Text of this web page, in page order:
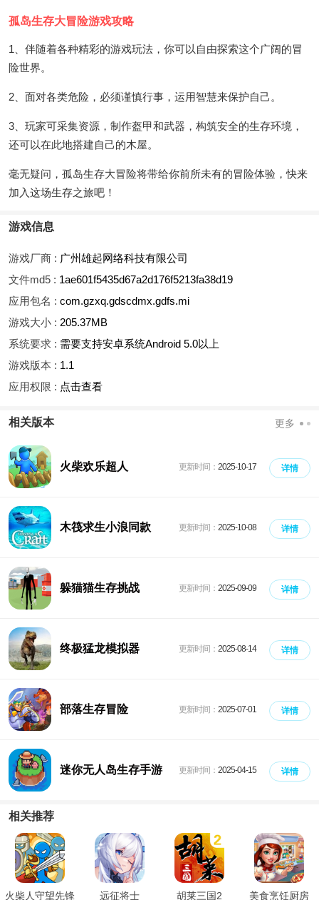
孤岛生存大冒险游戏攻略
1、伴随着各种精彩的游戏玩法，你可以自由探索这个广阔的冒
险世界。
2、面对各类危险，必须谨慎行事，运用智慧来保护自己。
3、玩家可采集资源，制作盔甲和武器，构筑安全的生存环境，
还可以在此地搭建自己的木屋。
毫无疑问，孤岛生存大冒险将带给你前所未有的冒险体验，快来
加入这场生存之旅吧！
游戏信息
游戏厂商 : 广州雄起网络科技有限公司
文件md5 : 1ae601f5435d67a2d176f5213fa38d19
应用包名 : com.gzxq.gdscdmx.gdfs.mi
游戏大小 : 205.37MB
系统要求 : 需要支持安卓系统Android 5.0以上
游戏版本 : 1.1
应用权限 : 点击查看
相关版本 更多
火柴欢乐超人 更新时间： 2025-10-17 详情
木筏求生小浪同款 更新时间： 2025-10-08 详情
躲猫猫生存挑战 更新时间： 2025-09-09 详情
终极猛龙模拟器 更新时间： 2025-08-14 详情
部落生存冒险 更新时间： 2025-07-01 详情
迷你无人岛生存手游 更新时间： 2025-04-15 详情
相关推荐
火柴人守望先锋 远征将士 胡莱三国2 美食烹饪厨房